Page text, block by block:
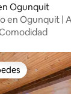
Ogunquit
Ogunquit |